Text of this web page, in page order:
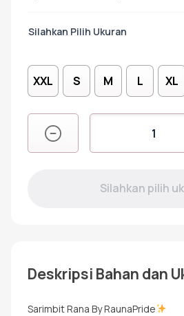
Tunik
Ukuran
XXL S M L XL
RGF
Deskripsi Bahan dan
Sarimbit Rana By RaunaPride